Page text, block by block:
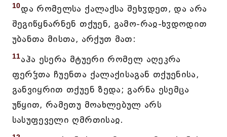
10და რომელსა ქალაქსა შეხჳდეთ, და არა
შეგიწყნარნენ თქუენ, გამო-რაჲ-ხჳდოდით
უბანთა მისთა, არქუთ მათ:
11აჰა ესერა მტუერი რომელ აღეკრა
ფერჴთა ჩუენთა ქალაქისაგან თქუენისა,
განვიყრით თქუენ ზედა; გარნა ესემცა
უწყით, რამეთუ მოახლებულ არს
სასუფეველი ღმრთისაჲ.